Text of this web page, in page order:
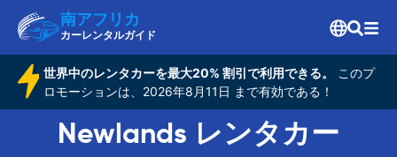
南アフリカ
カーレンタルガイド
世界中のレンタカーを最大20% 割引で利用できる。
このプ
ロモーションは、2026年8月11日 まで有効である！
Newlands レンタカー